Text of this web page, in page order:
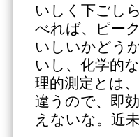
いしく下ごし
べれば、ピー
いしいかどう
いし、化学的
理的測定とは
違うので、即
えないな。近